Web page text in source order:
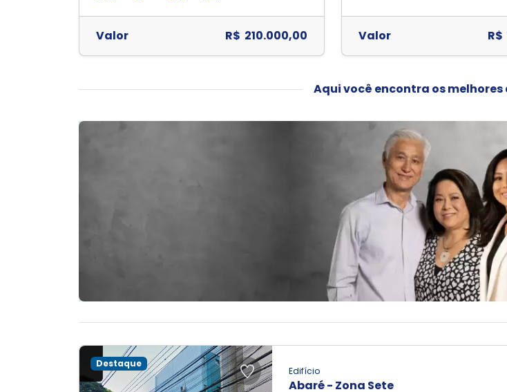
Valor R$ 210.000,00 Valor R$
Aqui você encontra os
Destaque
Edifício
Abaré - Zona Sete